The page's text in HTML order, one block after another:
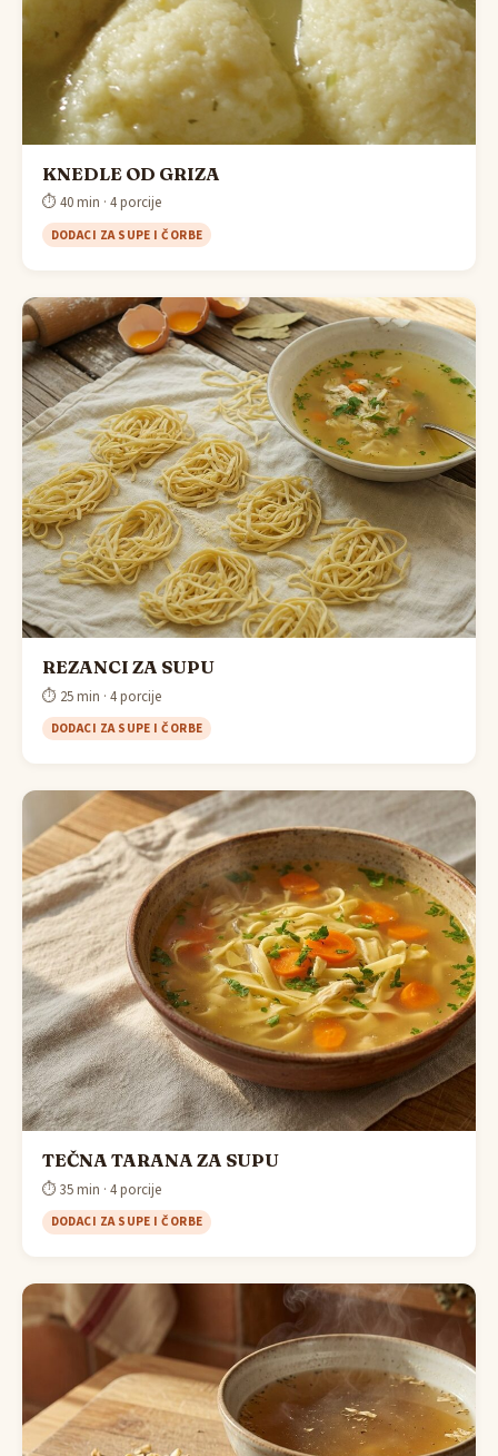
KNEDLE OD GRIZA
⏱ 40 min · 4 porcije
DODACI ZA SUPE I ČORBE
REZANCI ZA SUPU
⏱ 25 min · 4 porcije
DODACI ZA SUPE I ČORBE
TEČNA TARANA ZA SUPU
⏱ 35 min · 4 porcije
DODACI ZA SUPE I ČORBE